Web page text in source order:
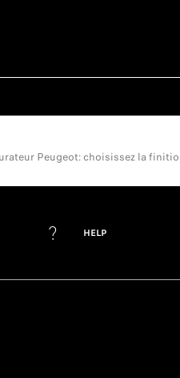
Peugeot: choisissez la
HELP